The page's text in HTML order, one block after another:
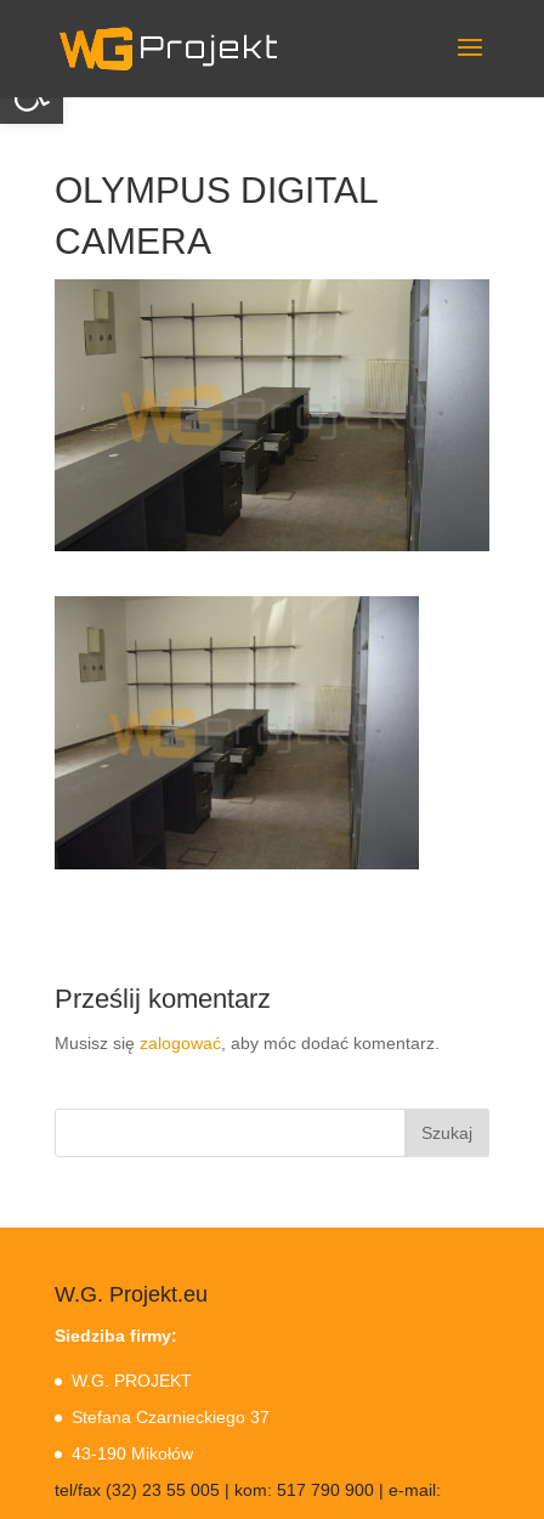
Otwórz pasek narzędzi
content
OLYMPUS DIGITAL
CAMERA
Prześlij komentarz
Musisz się zalogować, aby móc dodać komentarz.
Szukaj:
W.G. Projekt.eu
Siedziba firmy:
W.G. PROJEKT
Stefana Czarnieckiego 37
43-190 Mikołów
tel/fax (32) 23 55 005 | kom: 517 790 900 | e-mail: